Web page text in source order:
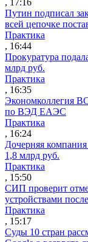
Путин подписал
всей цепочке
Практика
, 16:44
Прокуратура
млрд руб.
Практика
, 16:35
Экономколлегия
по ВЭД ЕАЭС
Практика
, 16:24
Дочерняя
1,8 млрд руб.
Практика
, 15:50
СИП проверит
устройствами
Практика
, 15:17
Суды 10 стран